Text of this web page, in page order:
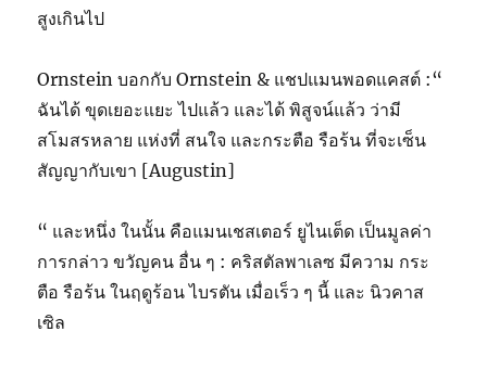
สูงเกินไป
Ornstein บอกกับ Ornstein & แชปแมนพอดแคสต์ :“
ฉันได้ ขุดเยอะแยะ ไปแล้ว และได้ พิสูจน์แล้ว ว่ามี
สโมสรหลาย แห่งที่ สนใจ และกระตือ รือร้น ที่จะเซ็น
สัญญากับเขา [Augustin]
“ และหนึ่ง ในนั้น คือแมนเชสเตอร์ ยูไนเต็ด เป็นมูลค่า
การกล่าว ขวัญคน อื่น ๆ : คริสตัลพาเลซ มีความ กระ
ตือ รือร้น ในฤดูร้อน ไบรตัน เมื่อเร็ว ๆ นี้ และ นิวคาส
เซิล